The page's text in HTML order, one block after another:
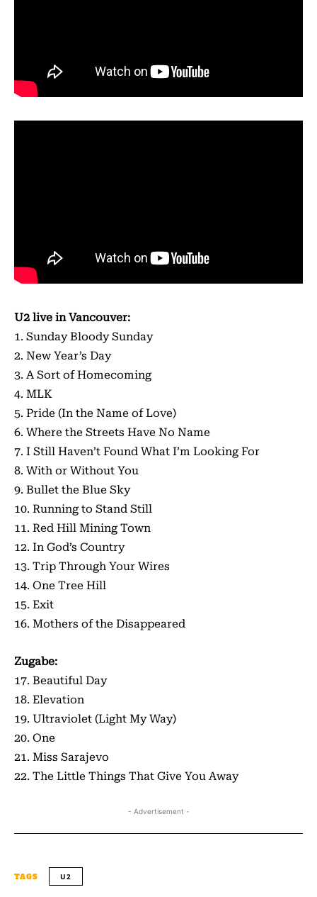
U2 live in Vancouver:
1. Sunday Bloody Sunday
2. New Year’s Day
3. A Sort of Homecoming
4. MLK
5. Pride (In the Name of Love)
6. Where the Streets Have No Name
7. I Still Haven’t Found What I’m Looking For
8. With or Without You
9. Bullet the Blue Sky
10. Running to Stand Still
11. Red Hill Mining Town
12. In God’s Country
13. Trip Through Your Wires
14. One Tree Hill
15. Exit
16. Mothers of the Disappeared
Zugabe:
17. Beautiful Day
18. Elevation
19. Ultraviolet (Light My Way)
20. One
21. Miss Sarajevo
22. The Little Things That Give You Away
- Advertisement -
TAGS U2